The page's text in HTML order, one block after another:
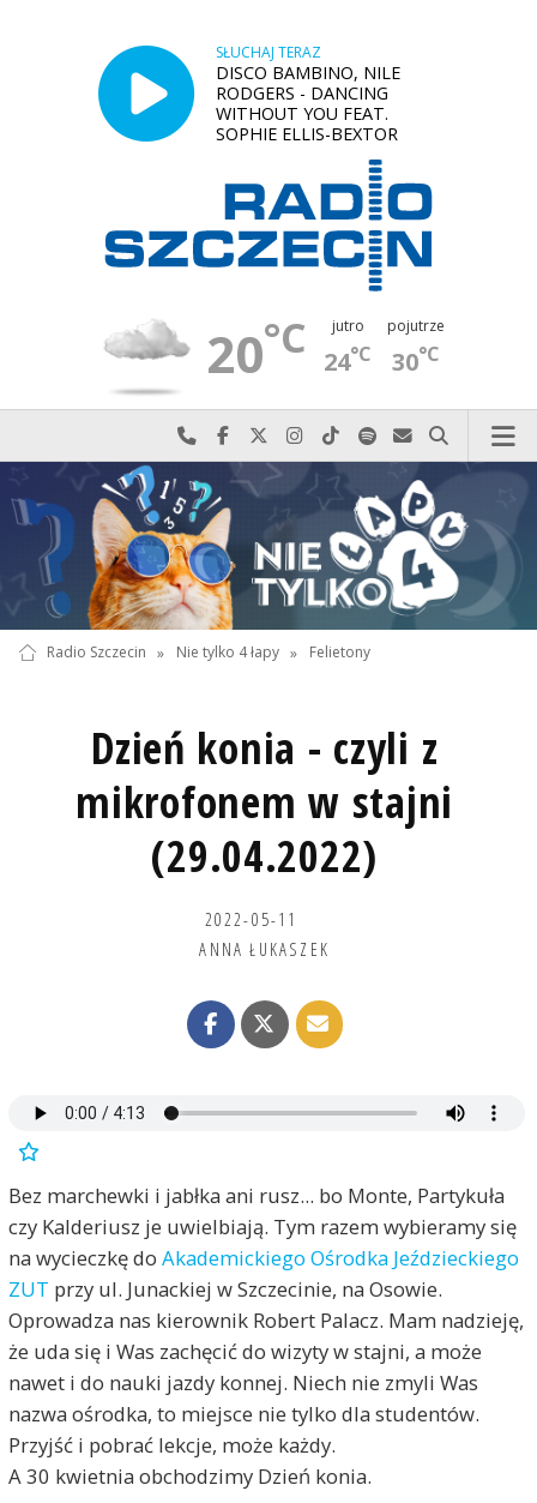
SŁUCHAJ TERAZ
DISCO BAMBINO, NILE
RODGERS - DANCING
WITHOUT YOU FEAT.
SOPHIE ELLIS-BEXTOR
20°C jutro
24°C
pojutrze
30°C
Najlepiej po prostu do nas zadzwoń
Odwiedź nas na Facebook-u
Odwiedź nas na X
Odwiedź nas na Instagram-ie
Odwiedź nas na TikTok-u
Szukaj nas na Spotify
Wyślij do nas
Szukaj
Radio Szczecin » Nie tylko 4 łapy » Felietony
Dzień konia - czyli z
mikrofonem w stajni
(29.04.2022)
2022-05-11
ANNA ŁUKASZEK
Bez marchewki i jabłka ani rusz... bo Monte, Partykuła
czy Kalderiusz je uwielbiają. Tym razem wybieramy się
na wycieczkę do Akademickiego Ośrodka Jeździeckiego
ZUT przy ul. Junackiej w Szczecinie, na Osowie.
Oprowadza nas kierownik Robert Palacz. Mam nadzieję,
że uda się i Was zachęcić do wizyty w stajni, a może
nawet i do nauki jazdy konnej. Niech nie zmyli Was
nazwa ośrodka, to miejsce nie tylko dla studentów.
Przyjść i pobrać lekcje, może każdy.
A 30 kwietnia obchodzimy Dzień konia.